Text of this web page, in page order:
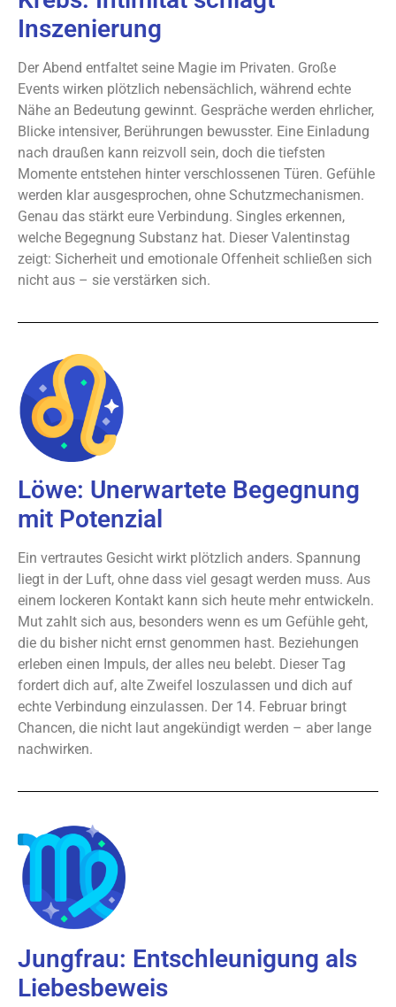
Inszenierung
Der Abend entfaltet seine Magie im Privaten. Große
Events wirken plötzlich nebensächlich, während echte
Nähe an Bedeutung gewinnt. Gespräche werden ehrlicher,
Blicke intensiver, Berührungen bewusster. Eine Einladung
nach draußen kann reizvoll sein, doch die tiefsten
Momente entstehen hinter verschlossenen Türen. Gefühle
werden klar ausgesprochen, ohne Schutzmechanismen.
Genau das stärkt eure Verbindung. Singles erkennen,
welche Begegnung Substanz hat. Dieser Valentinstag
zeigt: Sicherheit und emotionale Offenheit schließen sich
nicht aus – sie verstärken sich.
Löwe: Unerwartete Begegnung
mit Potenzial
Ein vertrautes Gesicht wirkt plötzlich anders. Spannung
liegt in der Luft, ohne dass viel gesagt werden muss. Aus
einem lockeren Kontakt kann sich heute mehr entwickeln.
Mut zahlt sich aus, besonders wenn es um Gefühle geht,
die du bisher nicht ernst genommen hast. Beziehungen
erleben einen Impuls, der alles neu belebt. Dieser Tag
fordert dich auf, alte Zweifel loszulassen und dich auf
echte Verbindung einzulassen. Der 14. Februar bringt
Chancen, die nicht laut angekündigt werden – aber lange
nachwirken.
Jungfrau: Entschleunigung als
Liebesbeweis